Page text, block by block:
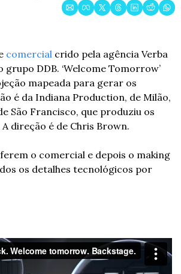
comercial crido pela agência Verba
DDB. ‘Welcome Tomorrow’
mapeada para gerar os
é da Indiana Production, de Milão,
São Francisco, que produziu os
direção é de Chris Brown.
o comercial e depois o making
os detalhes tecnológicos por